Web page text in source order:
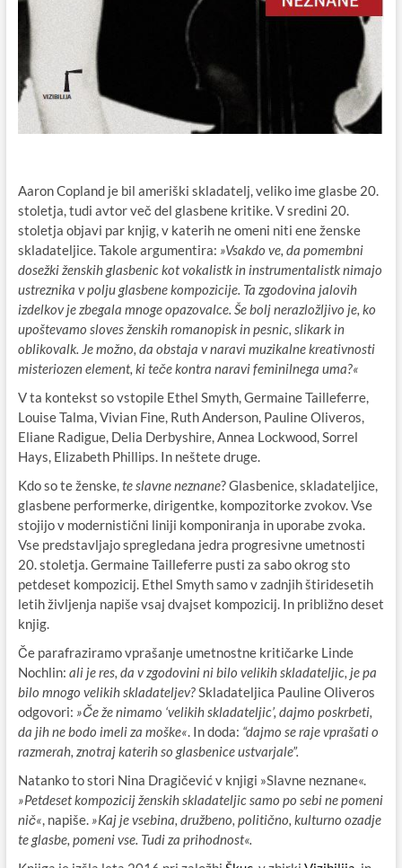
Aaron Copland je bil ameriški skladatelj, veliko ime glasbe 20.
stoletja, tudi avtor več del glasbene kritike. V sredini 20.
stoletja objavi par knjig, v katerih ne omeni niti ene ženske
skladateljice. Takole argumentira: »Vsakdo ve, da pomembni
dosežki ženskih glasbenic kot vokalistk in instrumentalistk nimajo
ustreznika v polju glasbene kompozicije. Ta zgodovina jalovih
izdelkov je zbegala mnoge opazovalce. Še bolj nerazložljivo je, ko
upoštevamo sloves ženskih romanopisk in pesnic, slikark in
oblikovalk. Je možno, da obstaja v naravi muzikalne kreativnosti
misteriozen element, ki teče kontra naravi feminilnega uma?«
V ta kontekst so vstopile Ethel Smyth, Germaine Tailleferre,
Louise Talma, Vivian Fine, Ruth Anderson, Pauline Oliveros,
Eliane Radigue, Delia Derbyshire, Annea Lockwood, Sorrel
Hays, Elizabeth Phillips. In neštete druge.
Kdo so te ženske,te slavne neznane? Glasbenice, skladateljice,
glasbene performerke, dirigentke, kompozitorke zvokov. Vse
stojijo v modernistični liniji komponiranja in uporabe zvoka.
Vse predstavljajo spregledana jedra progresivne umetnosti
20. stoletja. Germaine Tailleferre pusti za sabo okrog sto
petdeset kompozicij. Ethel Smyth samo v zadnjih štiridesetih
letih življenja napiše vsaj dvajset kompozicij. In približno deset
knjig.
Če parafraziramo vprašanje umetnostne kritičarke Linde
Nochlin: ali je res, da v zgodovini ni bilo velikih skladateljic, je pa
bilo mnogo velikih skladateljev?Skladateljica Pauline Oliveros
odgovori: »Če že nimamo ‘velikih skladateljic’, dajmo poskrbeti,
da jih ne bodo imeli za moške«. In doda: “dajmo se raje vprašati o
razmerah, znotraj katerih so glasbenice ustvarjale”.
Natanko to stori Nina Dragičević v knjigi »Slavne neznane«.
»Petdeset kompozicij ženskih skladateljic samo po sebi ne pomeni
nič«, napiše. »Kaj je vsebina, družbeno, politično, kulturno ozadje
te glasbe, pomeni vse. Tudi za prihodnost«.